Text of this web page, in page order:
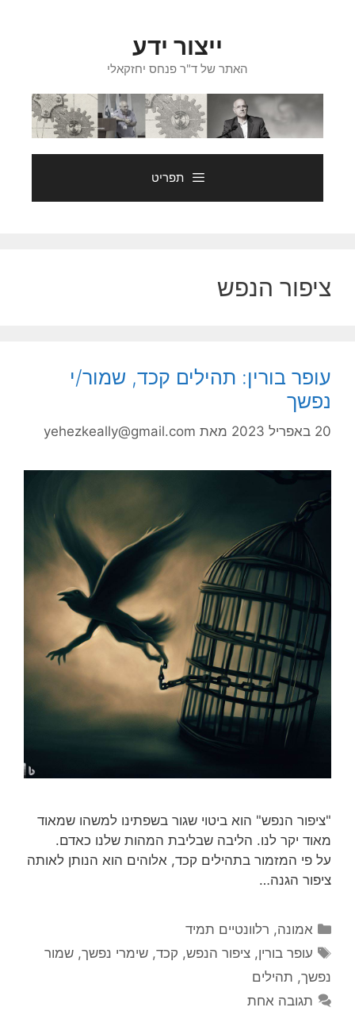
ייצור ידע
האתר של ד"ר פנחס יחזקאלי
תפריט
ציפור הנפש
עופר בורין: תהילים קכד, שמור/י
נפשך
20 באפריל 2023 מאת yehezkeally@gmail.com
"ציפור הנפש" הוא ביטוי שגור בשפתינו למשהו שמאוד
מאוד יקר לנו. הליבה שבליבת המהות שלנו כאדם.
על פי המזמור בתהילים קכד, אלוהים הוא הנותן לאותה
ציפור הגנה…
קטגוריות
אמונה, רלוונטיים תמיד
תגיות
עופר בורין,ציפור הנפש, קכד,שימרי נפשך,שמור
נפשך, תהילים
תגובה אחת